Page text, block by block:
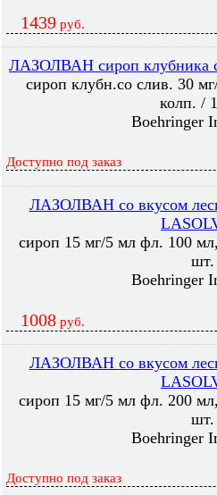
1439 руб.
ЛАЗОЛВАН сироп клубника
сироп клубн.со слив. 30
колп. /
Boehringer
Доступно под заказ
ЛАЗОЛВАН со вкусом
сироп 15 мг/5 мл фл. 100
шт.
Boehringer
1008 руб.
ЛАЗОЛВАН со вкусом
сироп 15 мг/5 мл фл. 200
шт.
Boehringer
Доступно под заказ